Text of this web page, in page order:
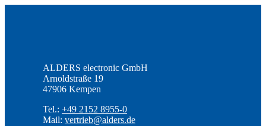
ALDERS electronic GmbH
Arnoldstraße 19
47906 Kempen
Tel.: +49 2152 8955-0
Mail: vertrieb@alders.de